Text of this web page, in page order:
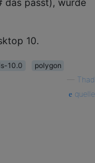
das passt), würde
10.
10.0
polygon
Thad
quelle